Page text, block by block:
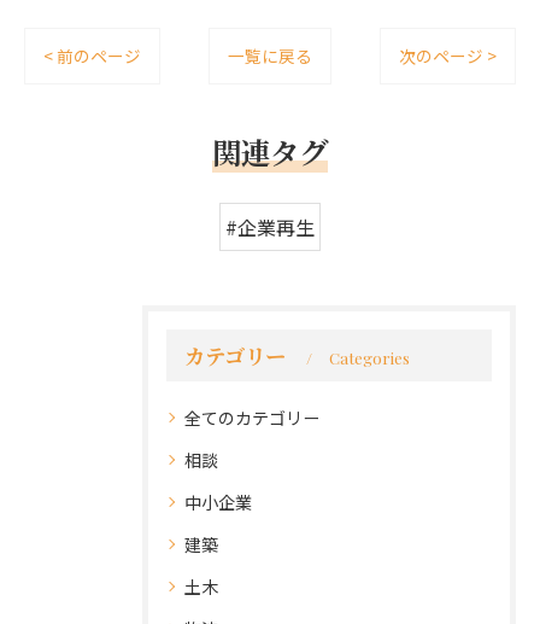
< 前のページ 一覧に戻る 次のページ >
関連タグ
#企業再生
カテゴリー Categories
全てのカテゴリー
相談
中小企業
建築
土木